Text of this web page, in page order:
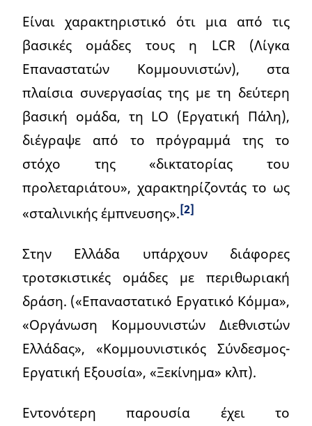
Είναι χαρακτηριστικό ότι μια από τις
βασικές ομάδες τους η LCR (Λίγκα
Επαναστατών Κομμουνιστών), στα
πλαίσια συνεργασίας της με τη δεύτερη
βασική ομάδα, τη LO (Εργατική Πάλη),
διέγραψε από το πρόγραμμά της το
στόχο της «δικτατορίας του
προλεταριάτου», χαρακτηρίζοντάς το ως
«σταλινικής έμπνευσης».[2]
Στην Ελλάδα υπάρχουν διάφορες
τροτσκιστικές ομάδες με περιθωριακή
δράση. («Επαναστατικό Εργατικό Κόμμα»,
«Οργάνωση Κομμουνιστών Διεθνιστών
Ελλάδας», «Κομμουνιστικός Σύνδεσμος-
Εργατική Εξουσία», «Ξεκίνημα» κλπ).
Εντονότερη παρουσία έχει το